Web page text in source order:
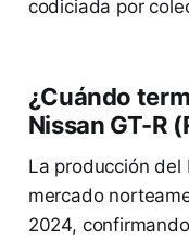
codiciada por
¿Cuándo
Nissan GT-R
La producción del
mercado
2024,